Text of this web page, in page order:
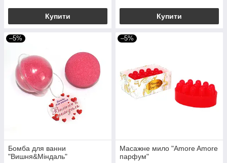
Купити Купити
–5%
Бомба для ванни
"Вишня&Міндаль"
–5%
Масажне мило "Amore Amore
парфум"